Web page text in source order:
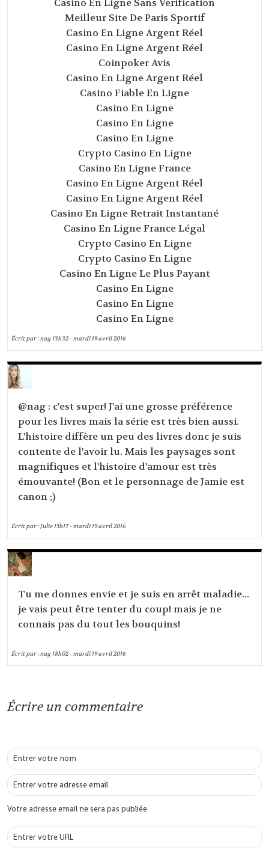
Casino En Ligne Sans Verification
Meilleur Site De Paris Sportif
Casino En Ligne Argent Réel
Casino En Ligne Argent Réel
Coinpoker Avis
Casino En Ligne Argent Réel
Casino Fiable En Ligne
Casino En Ligne
Casino En Ligne
Casino En Ligne
Crypto Casino En Ligne
Casino En Ligne France
Casino En Ligne Argent Réel
Casino En Ligne Argent Réel
Casino En Ligne Retrait Instantané
Casino En Ligne France Légal
Crypto Casino En Ligne
Crypto Casino En Ligne
Casino En Ligne Le Plus Payant
Casino En Ligne
Casino En Ligne
Casino En Ligne
Écrit par :nag 13h32-mardi 19avril 2016
@nag : c'est super! J'ai une grosse préférence
pour les livres mais la série est très bien aussi.
L'histoire diffère un peu des livres donc je suis
contente de l'avoir lu. Mais les paysages sont
magnifiques et l'histoire d'amour est très
émouvante! (Bon et le personnage de Jamie est
canon ;)
Écrit par :Julie15h17-mardi 19avril 2016
Tu me donnes envie et je suis en arrêt maladie...
je vais peut être tenter du coup! mais je ne
connais pas du tout les bouquins!
Écrit par :nag 18h02-mardi 19avril 2016
Écrire un commentaire
Votre adresse email ne sera pas publiée